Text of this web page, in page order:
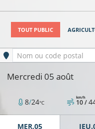
TOUT PUBLIC
Ville sélectionnée
Nom ou code postal
Mercredi 05 août
8/24°C 10 /
km/h
MER.05